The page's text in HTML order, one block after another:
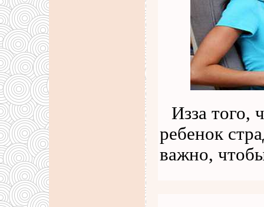
Изза того,
ребенок
важно,